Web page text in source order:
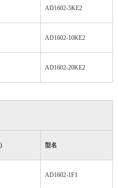
AD1602-5KE2
AD1602-10KE2
AD1602-20KE2
） 型名
AD1602-1F1